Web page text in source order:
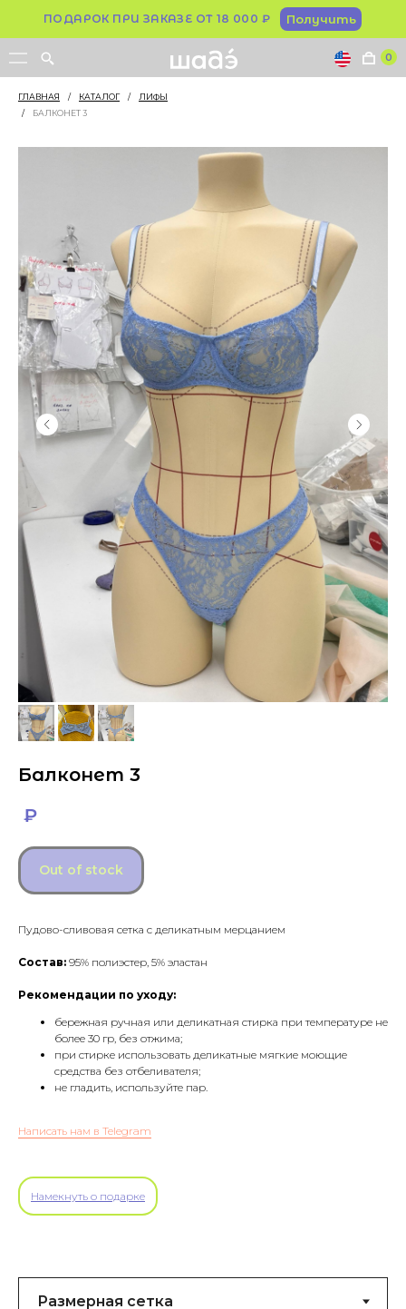
ПОДАРОК ПРИ ЗАКАЗЕ ОТ 18 000 ₽ Получить
0
ГЛАВНАЯ КАТАЛОГ
/ /
ЛИФЫ
БАЛКОНЕТ 3
/
Балконет 3
₽
Out of stock
Пудово-сливовая сетка с деликатным мерцанием
Состав: 95% полиэстер, 5% эластан
Рекомендации по уходу:
бережная ручная или деликатная стирка при температуре не
более 30 гр, без отжима;
при стирке использовать деликатные мягкие моющие
средства без отбеливателя;
не гладить, используйте пар.
Написать нам в Telegram
Намекнуть о подарке